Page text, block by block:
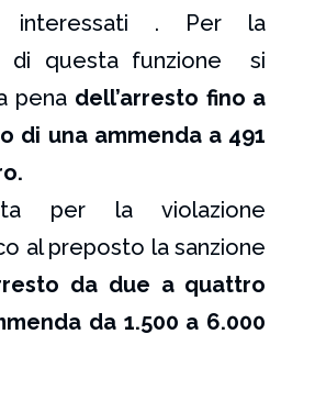
interessati . Per la
di questa funzione si
pena dell’arresto fino a
di una ammenda a 491
per la violazione
al preposto la sanzione
da due a quattro
da 1.500 a 6.000